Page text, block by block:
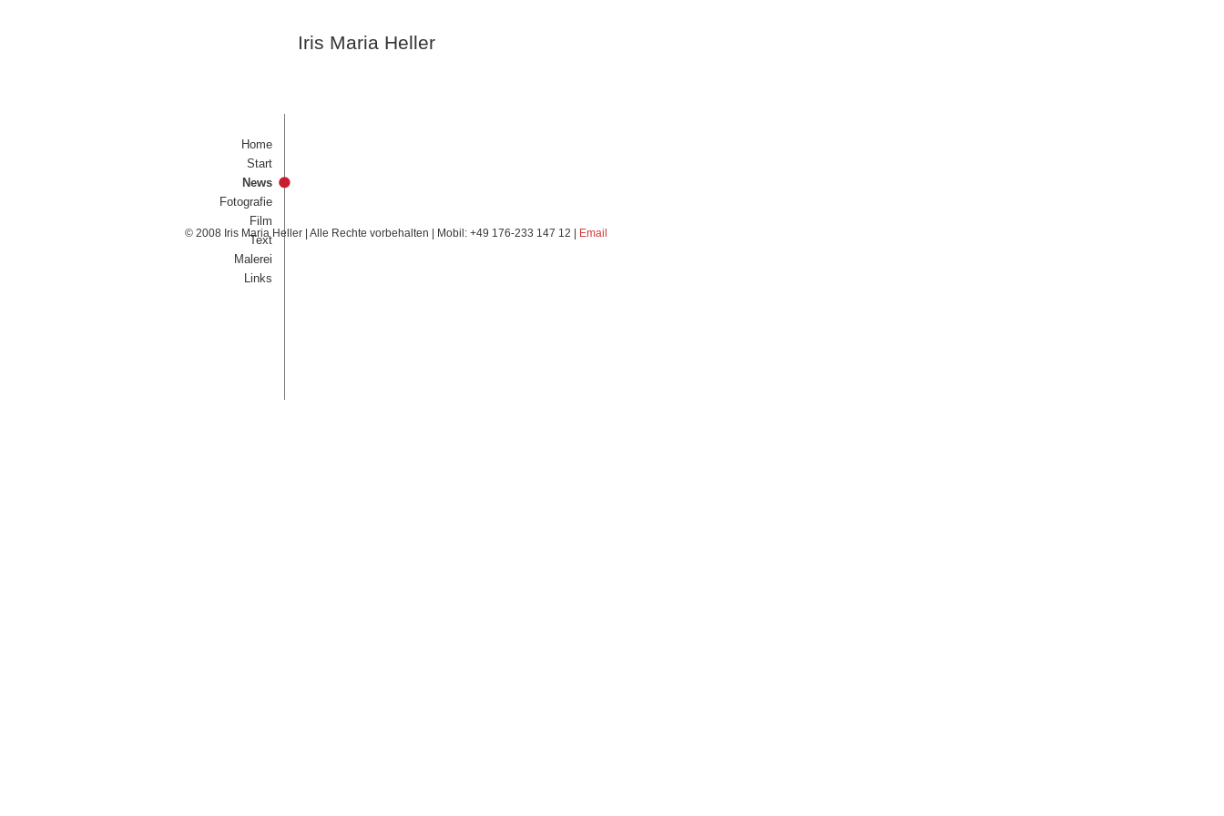
Iris Maria Heller
Home
Start
News
Fotografie
Film
Text
Malerei
Links
© 2008 Iris Maria Heller | Alle Rechte vorbehalten | Mobil: +49 176-233 147 12 | Email